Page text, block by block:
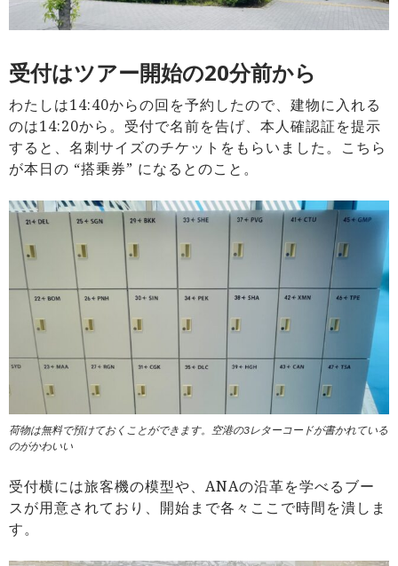
受付はツアー開始の20分前から
わたしは14:40からの回を予約したので、建物に入れる
のは14:20から。受付で名前を告げ、本人確認証を提示
すると、名刺サイズのチケットをもらいました。こちら
が本日の “搭乗券” になるとのこと。
荷物は無料で預けておくことができます。空港の3レターコードが書かれている
のがかわいい
受付横には旅客機の模型や、ANAの沿革を学べるブー
スが用意されており、開始まで各々ここで時間を潰しま
す。